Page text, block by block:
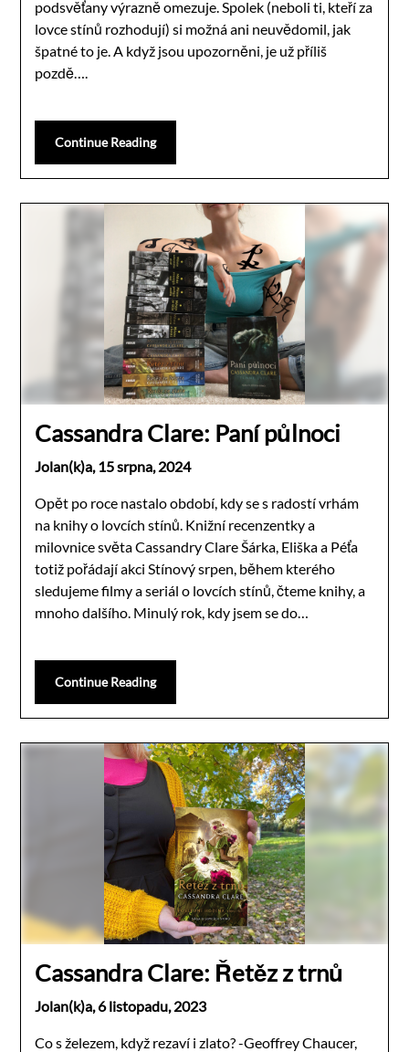
podsvěťany výrazně omezuje. Spolek (neboli ti, kteří za
lovce stínů rozhodují) si možná ani neuvědomil, jak
špatné to je. A když jsou upozorněni, je už příliš
pozdě….
Continue Reading
Cassandra Clare: Paní půlnoci
Jolan(k)a, 15 srpna, 2024
Opět po roce nastalo období, kdy se s radostí vrhám
na knihy o lovcích stínů. Knižní recenzentky a
milovnice světa Cassandry Clare Šárka, Eliška a Péťa
totiž pořádají akci Stínový srpen, během kterého
sledujeme filmy a seriál o lovcích stínů, čteme knihy, a
mnoho dalšího. Minulý rok, kdy jsem se do…
Continue Reading
Cassandra Clare: Řetěz z trnů
Jolan(k)a, 6 listopadu, 2023
Co s železem, když rezaví i zlato? -Geoffrey Chaucer,